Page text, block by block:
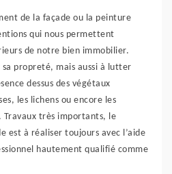
de la façade ou la peinture
qui nous permettent
de notre bien immobilier.
propreté, mais aussi à lutter
dessus des végétaux
les lichens ou encore les
Travaux très importants, le
est à réaliser toujours avec l’aide
hautement qualifié comme